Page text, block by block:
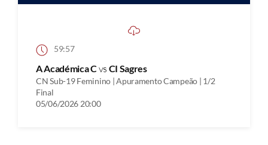
59:57
A Académica Cvs CI Sagres
CN Sub-19 Feminino | Apuramento Campeão | 1/2
Final
05/06/2026 20:00